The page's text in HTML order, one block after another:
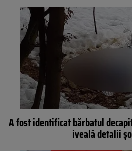
A fost identificat bărbatul
iveală detalii